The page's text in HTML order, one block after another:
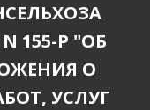
155-Р "ОБ
О
УСЛУГ